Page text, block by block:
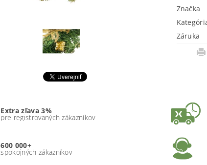
Značka
Záruka
Extra zľava 3%
pre registrovaných zákazníkov
600 000+
spokojných zákazníkov